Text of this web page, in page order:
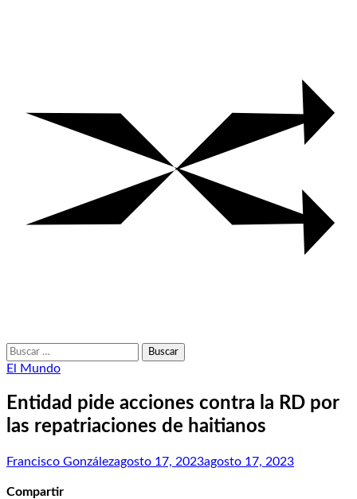
Buscar:
El Mundo
Entidad pide acciones contra la RD por
las repatriaciones de haitianos
Francisco Gonzálezagosto 17, 2023agosto 17, 2023
Compartir